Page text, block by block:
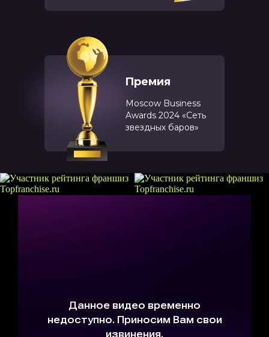
Премия
Moscow Business
Awards 2024 «Сеть
звездных баров»